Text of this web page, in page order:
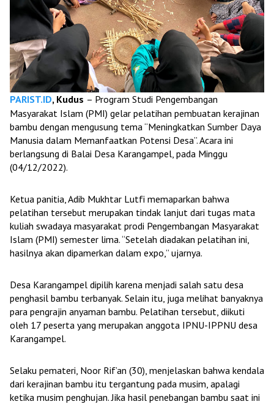
PARIST.ID, Kudus – Program Studi Pengembangan
Masyarakat Islam (PMI) gelar pelatihan pembuatan kerajinan
bambu dengan mengusung tema “Meningkatkan Sumber Daya
Manusia dalam Memanfaatkan Potensi Desa”. Acara ini
berlangsung di Balai Desa Karangampel, pada Minggu
(04/12/2022).
Ketua panitia, Adib Mukhtar Lutfi memaparkan bahwa
pelatihan tersebut merupakan tindak lanjut dari tugas mata
kuliah swadaya masyarakat prodi Pengembangan Masyarakat
Islam (PMI) semester lima. “Setelah diadakan pelatihan ini,
hasilnya akan dipamerkan dalam expo,” ujarnya.
Desa Karangampel dipilih karena menjadi salah satu desa
penghasil bambu terbanyak. Selain itu, juga melihat banyaknya
para pengrajin anyaman bambu. Pelatihan tersebut, diikuti
oleh 17 peserta yang merupakan anggota IPNU-IPPNU desa
Karangampel.
Selaku pemateri, Noor Rif’an (30), menjelaskan bahwa kendala
dari kerajinan bambu itu tergantung pada musim, apalagi
ketika musim penghujan. Jika hasil penebangan bambu saat ini